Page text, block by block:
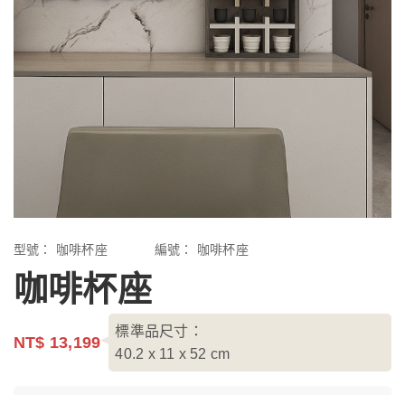
型號： 咖啡杯座 編號： 咖啡杯座
咖啡杯座
NT$ 13,199
標準品尺寸：
40.2 x 11 x 52 cm